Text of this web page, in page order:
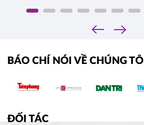
‹
›
BÁO CHÍ NÓI VỀ CHÚNG TÔI
ĐỐI TÁC